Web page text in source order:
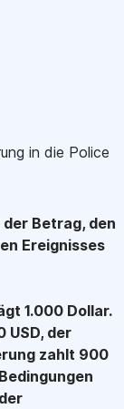
in die Police
Betrag, den
Ereignisses
1.000 Dollar.
der
zahlt 900